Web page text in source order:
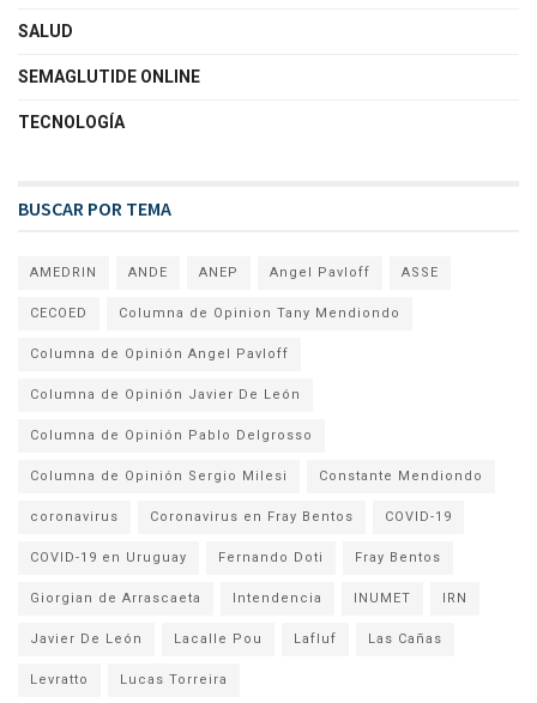
SALUD
SEMAGLUTIDE ONLINE
TECNOLOGÍA
BUSCAR POR TEMA
AMEDRIN ANDE ANEP Angel Pavloff ASSE
CECOED Columna de Opinion Tany Mendiondo
Columna de Opinión Angel Pavloff
Columna de Opinión Javier De León
Columna de Opinión Pablo Delgrosso
Columna de Opinión Sergio Milesi Constante Mendiondo
coronavirus Coronavirus en Fray Bentos COVID-19
COVID-19 en Uruguay Fernando Doti Fray Bentos
Giorgian de Arrascaeta Intendencia INUMET IRN
Javier De León Lacalle Pou Lafluf Las Cañas
Levratto Lucas Torreira